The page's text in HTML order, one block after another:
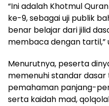
“Ini adalah Khotmul
ke-9, sebagai uji publik
benar belajar dari jilid
membaca dengan tartil,”
Menurutnya, peserta
memenuhi standar dasar
pemahaman panjang-
serta kaidah mad,